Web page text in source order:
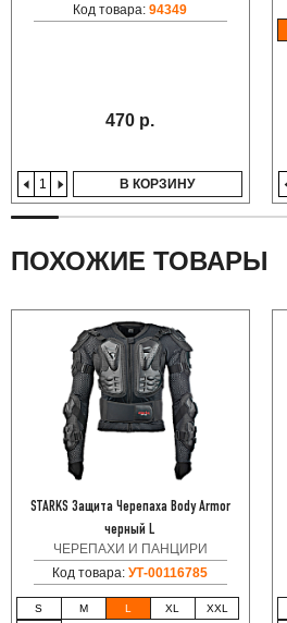
Код товара:94349
470 р.
В КОРЗИНУ
ПОХОЖИЕ ТОВАРЫ
STARKS Защита Черепаха Body Armor
черный L
ЧЕРЕПАХИ И ПАНЦИРИ
Код товара:УТ-00116785
S M L XL
XXL